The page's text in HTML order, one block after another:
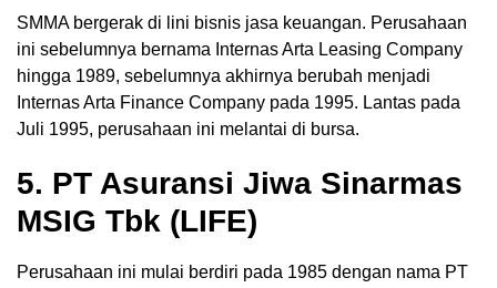
SMMA bergerak di lini bisnis jasa keuangan. Perusahaan
ini sebelumnya bernama Internas Arta Leasing Company
hingga 1989, sebelumnya akhirnya berubah menjadi
Internas Arta Finance Company pada 1995. Lantas pada
Juli 1995, perusahaan ini melantai di bursa.
5. PT Asuransi Jiwa Sinarmas
MSIG Tbk (LIFE)
Perusahaan ini mulai berdiri pada 1985 dengan nama PT